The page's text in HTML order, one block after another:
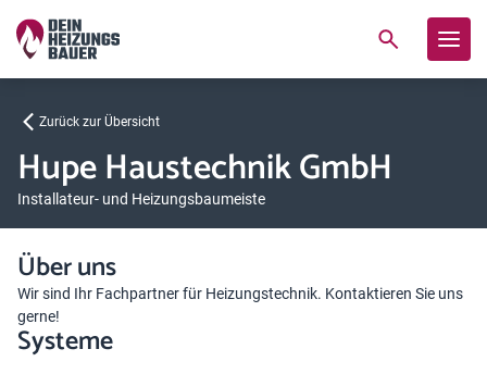
Zurück zur Übersicht
Hupe Haustechnik GmbH
Installateur- und Heizungsbaumeiste
Über uns
Wir sind Ihr Fachpartner für Heizungstechnik. Kontaktieren Sie uns
gerne!
Systeme